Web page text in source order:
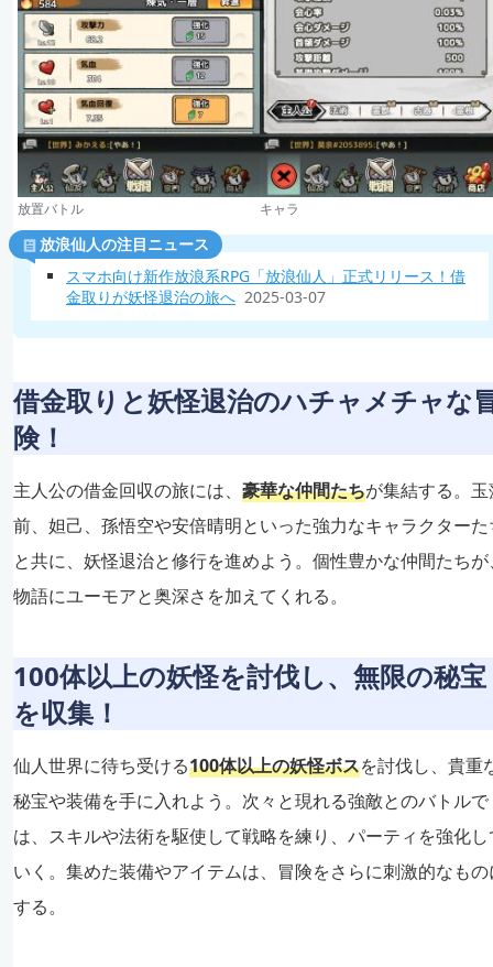
放置バトル キャラ
放浪仙人の注目ニュース
スマホ向け新作放浪系RPG「放浪仙人」正式リリース！借
金取りが妖怪退治の旅へ 2025-03-07
借金取りと妖怪退治のハチャメチャな
険！
主人公の借金回収の旅には、 豪華な仲間たちが集結する。玉
前、妲己、孫悟空や安倍晴明といった強力なキャラクターた
と共に、妖怪退治と修行を進めよう。個性豊かな仲間たちが
物語にユーモアと奥深さを加えてくれる。
100体以上の妖怪を討伐し、無限の秘宝
を収集！
仙人世界に待ち受ける100体以上の妖怪ボスを討伐し、貴重
秘宝や装備を手に入れよう。次々と現れる強敵とのバトルで
は、スキルや法術を駆使して戦略を練り、パーティを強化し
いく。集めた装備やアイテムは、冒険をさらに刺激的なもの
する。